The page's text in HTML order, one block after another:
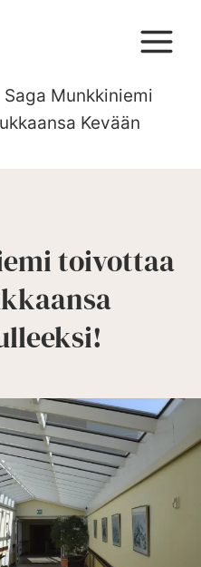
Saga Munkkiniemi
Kevään
toivottaa